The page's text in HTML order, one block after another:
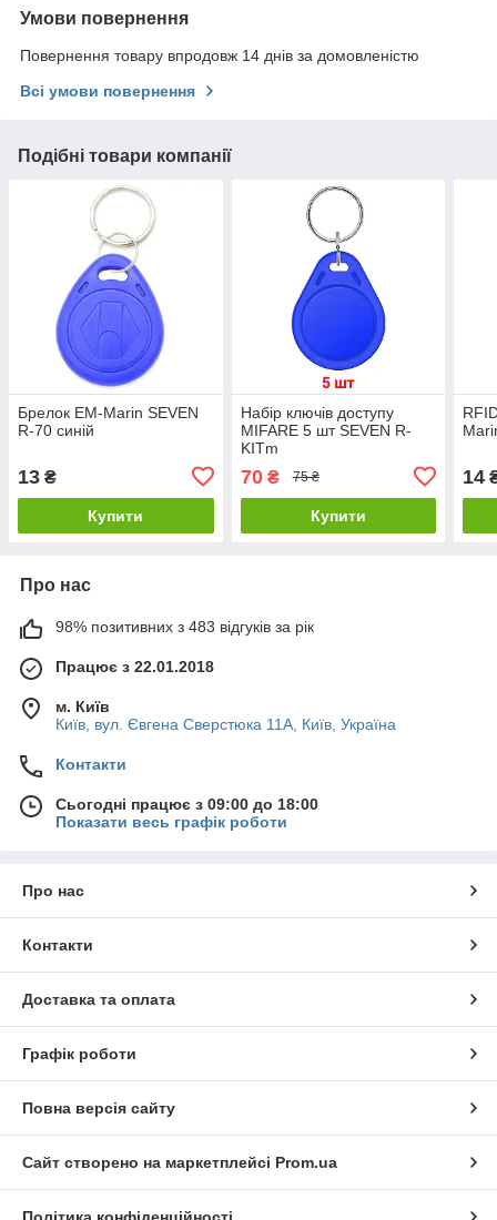
Умови повернення
Повернення товару впродовж 14 днів за домовленістю
Всі умови повернення
Подібні товари компанії
Брелок EM-Marin SEVEN
R-70 синій
13 ₴
Купити
Набір ключів доступу
MIFARE 5 шт SEVEN R-
KITm
70₴ 75 ₴
Купити
14
Про нас
98% позитивних з 483 відгуків за рік
Працює з 22.01.2018
м. Київ
Київ, вул. Євгена Сверстюка 11А, Київ, Україна
Контакти
Сьогодні працює з 09:00 до 18:00
Показати весь графік роботи
Про нас
Контакти
Доставка та оплата
Графік роботи
Повна версія сайту
Сайт створено на маркетплейсі Prom.ua
Політика конфіденційності